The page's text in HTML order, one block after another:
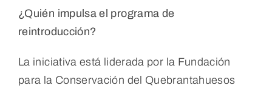
¿Quién impulsa el programa de
reintroducción?
La iniciativa está liderada por la Fundación
para la Conservación del Quebrantahuesos